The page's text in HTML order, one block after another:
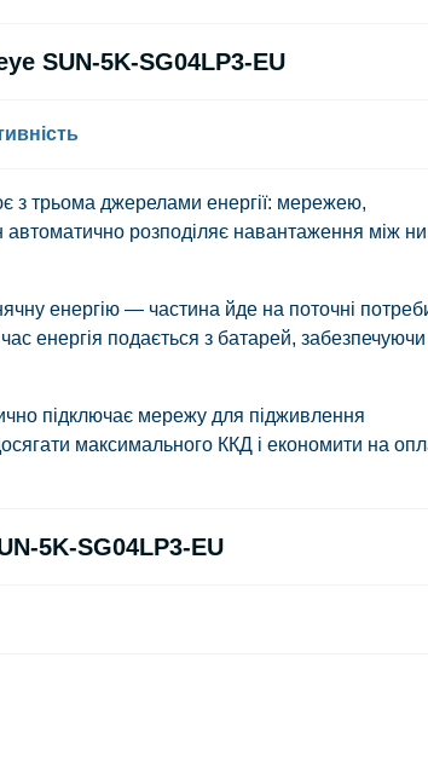
SUN-5K-SG04LP3-EU
з трьома джерелами енергії: мережею,
розподіляє навантаження між
енергію — частина йде на поточні
енергія подається з батарей, забезпечуючи
підключає мережу для підживлення
максимального ККД і економити на
5K-SG04LP3-EU